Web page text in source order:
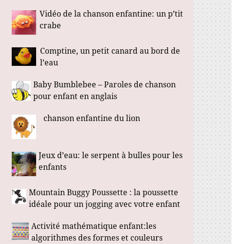
Vidéo de la chanson enfantine: un p’tit
crabe
Comptine, un petit canard au bord de
l’eau
Baby Bumblebee – Paroles de chanson
pour enfant en anglais
chanson enfantine du lion
Jeux d’eau: le serpent à bulles pour les
enfants
Mountain Buggy Poussette : la poussette
idéale pour un jogging avec votre enfant
Activité mathématique enfant:les
algorithmes des formes et couleurs